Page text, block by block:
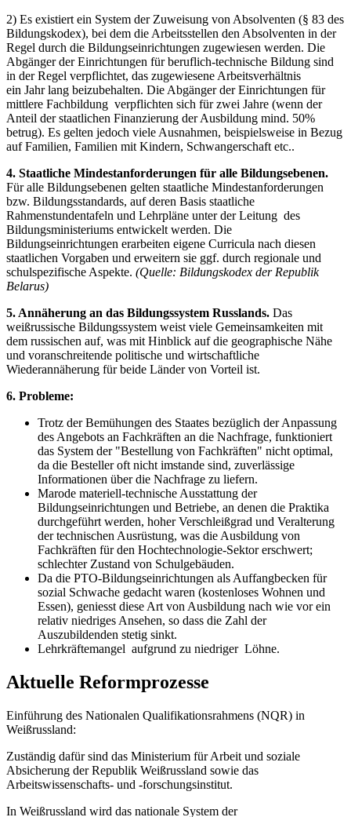
2) Es existiert ein System der Zuweisung von Absolventen (§ 83 des
Bildungskodex), bei dem die Arbeitsstellen den Absolventen in der
Regel durch die Bildungseinrichtungen zugewiesen werden. Die
Abgänger der Einrichtungen für beruflich-technische Bildung sind
in der Regel verpflichtet, das zugewiesene Arbeitsverhältnis
ein Jahr lang beizubehalten. Die Abgänger der Einrichtungen für
mittlere Fachbildung verpflichten sich für zwei Jahre (wenn der
Anteil der staatlichen Finanzierung der Ausbildung mind. 50%
betrug). Es gelten jedoch viele Ausnahmen, beispielsweise in Bezug
auf Familien, Familien mit Kindern, Schwangerschaft etc..
4. Staatliche Mindestanforderungen für alle Bildungsebenen.
Für alle Bildungsebenen gelten staatliche Mindestanforderungen
bzw. Bildungsstandards, auf deren Basis staatliche
Rahmenstundentafeln und Lehrpläne unter der Leitung des
Bildungsministeriums entwickelt werden. Die
Bildungseinrichtungen erarbeiten eigene Curricula nach diesen
staatlichen Vorgaben und erweitern sie ggf. durch regionale und
schulspezifische Aspekte. (Quelle: Bildungskodex der Republik
Belarus)
5. Annäherung an das Bildungssystem Russlands. Das
weißrussische Bildungssystem weist viele Gemeinsamkeiten mit
dem russischen auf, was mit Hinblick auf die geographische Nähe
und voranschreitende politische und wirtschaftliche
Wiederannäherung für beide Länder von Vorteil ist.
6. Probleme:
Trotz der Bemühungen des Staates bezüglich der Anpassung
des Angebots an Fachkräften an die Nachfrage, funktioniert
das System der "Bestellung von Fachkräften" nicht optimal,
da die Besteller oft nicht imstande sind, zuverlässige
Informationen über die Nachfrage zu liefern.
Marode materiell-technische Ausstattung der
Bildungseinrichtungen und Betriebe, an denen die Praktika
durchgeführt werden, hoher Verschleißgrad und Veralterung
der technischen Ausrüstung, was die Ausbildung von
Fachkräften für den Hochtechnologie-Sektor erschwert;
schlechter Zustand von Schulgebäuden.
Da die PTO-Bildungseinrichtungen als Auffangbecken für
sozial Schwache gedacht waren (kostenloses Wohnen und
Essen), geniesst diese Art von Ausbildung nach wie vor ein
relativ niedriges Ansehen, so dass die Zahl der
Auszubildenden stetig sinkt.
Lehrkräftemangel aufgrund zu niedriger Löhne.
Aktuelle Reformprozesse
Einführung des Nationalen Qualifikationsrahmens (NQR) in
Weißrussland:
Zuständig dafür sind das Ministerium für Arbeit und soziale
Absicherung der Republik Weißrussland sowie das
Arbeitswissenschafts- und -forschungsinstitut.
In Weißrussland wird das nationale System der